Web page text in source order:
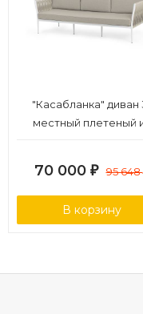
"Касабланка" диван
местный плетеный
20мм, ткань бежевая
70 000 ₽ 95 648
В корзину